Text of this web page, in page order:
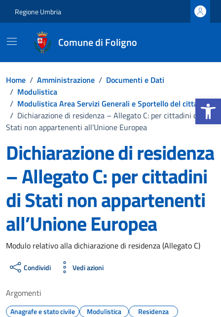
Apri la
Regione Umbria
Comune di Foligno
Home / Amministrazione / Documenti e Dati
/ Modulistica
/ Modulistica Area Servizi Generali e Sportello del cittadino
/ Dichiarazione di residenza – Allegato C: per cittadini di
Stati non appartenenti all’Unione Europea
Dichiarazione di residenza
– Allegato C: per cittadini
di Stati non appartenenti
all’Unione Europea
Dettagli del documento
Modulo relativo alla dichiarazione di residenza (Allegato C)
Condividi Vedi azioni
Argomenti
Anagrafe e stato civile Modulistica Residenza